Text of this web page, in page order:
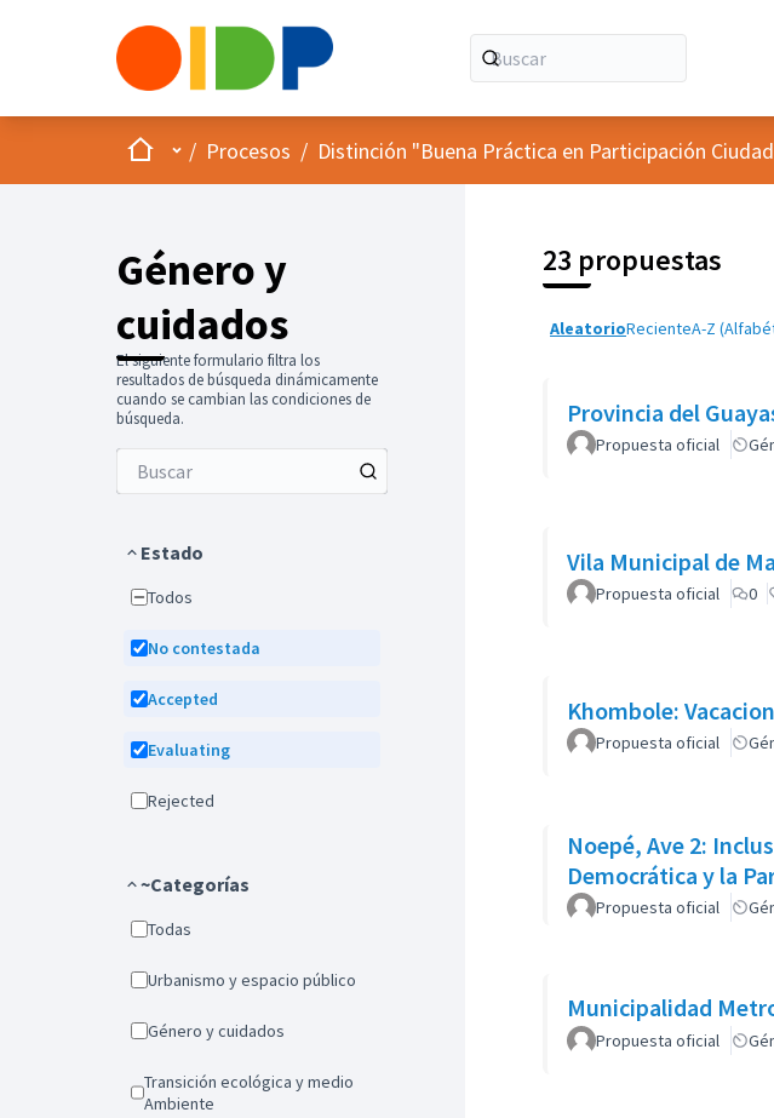
InicioMenú principal
/ Procesos / Distinción "Buena Práctica en Participación
Género y
cuidados
El siguiente formulario filtra los
resultados de búsqueda dinámicamente
cuando se cambian las condiciones de
búsqueda.
Estado
Todos
No contestada
Accepted
Evaluating
Rejected
~Categorías
Todas
Urbanismo y espacio público
Género y cuidados
Transición ecológica y medio
Ambiente
23 propuestas
AleatorioRecienteA-Z
Provincia del
Propuesta oficial
Vila Municipal de
Propuesta oficial 0
Khombole:
Propuesta oficial
Noepé, Ave 2:
Democrática y la
Propuesta oficial
Municipalidad
Propuesta oficial